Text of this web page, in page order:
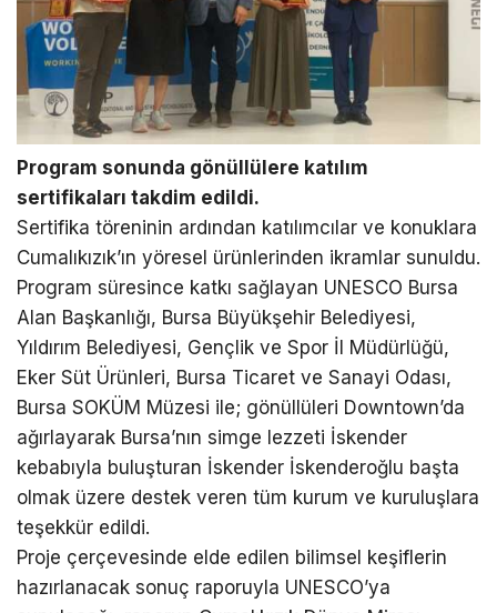
Program sonunda gönüllülere katılım
sertifikaları takdim edildi.
Sertifika töreninin ardından katılımcılar ve konuklara
Cumalıkızık’ın yöresel ürünlerinden ikramlar sunuldu.
Program süresince katkı sağlayan UNESCO Bursa
Alan Başkanlığı, Bursa Büyükşehir Belediyesi,
Yıldırım Belediyesi, Gençlik ve Spor İl Müdürlüğü,
Eker Süt Ürünleri, Bursa Ticaret ve Sanayi Odası,
Bursa SOKÜM Müzesi ile; gönüllüleri Downtown’da
ağırlayarak Bursa’nın simge lezzeti İskender
kebabıyla buluşturan İskender İskenderoğlu başta
olmak üzere destek veren tüm kurum ve kuruluşlara
teşekkür edildi.
Proje çerçevesinde elde edilen bilimsel keşiflerin
hazırlanacak sonuç raporuyla UNESCO’ya